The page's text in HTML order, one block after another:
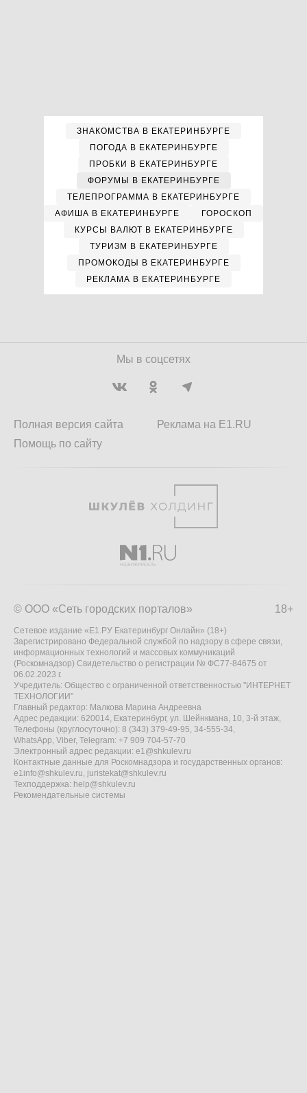
ЗНАКОМСТВА В ЕКАТЕРИНБУРГЕ
ПОГОДА В ЕКАТЕРИНБУРГЕ
ПРОБКИ В ЕКАТЕРИНБУРГЕ
ФОРУМЫ В ЕКАТЕРИНБУРГЕ
ТЕЛЕПРОГРАММА В ЕКАТЕРИНБУРГЕ
АФИША В ЕКАТЕРИНБУРГЕ
ГОРОСКОП
КУРСЫ ВАЛЮТ В ЕКАТЕРИНБУРГЕ
ТУРИЗМ В ЕКАТЕРИНБУРГЕ
ПРОМОКОДЫ В ЕКАТЕРИНБУРГЕ
РЕКЛАМА В ЕКАТЕРИНБУРГЕ
Мы в соцсетях
Полная версия сайта
Помощь по сайту
Реклама на E1.RU
18+
© ООО «Сеть городских порталов»
Сетевое издание «Е1.РУ Екатеринбург Онлайн» (18+)
Зарегистрировано Федеральной службой по надзору в сфере связи,
информационных технологий и массовых коммуникаций
(Роскомнадзор) Свидетельство о регистрации № ФС77-84675 от
06.02.2023 г.
Учредитель: Общество с ограниченной ответственностью "ИНТЕРНЕТ
ТЕХНОЛОГИИ"
Главный редактор: Малкова Марина Андреевна
Адрес редакции: 620014, Екатеринбург, ул. Шейнкмана, 10, 3-й этаж,
Телефоны (круглосуточно): 8 (343) 379-49-95, 34-555-34,
WhatsApp, Viber, Telegram: +7 909 704-57-70
Электронный адрес редакции: e1@shkulev.ru
Контактные данные для Роскомнадзора и государственных органов:
e1info@shkulev.ru juristekat@shkulev.ru
Техподдержка: help@shkulev.ru
Рекомендательные системы